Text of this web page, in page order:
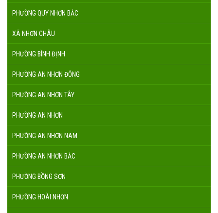
PHƯỜNG QUY NHƠN BẮC
XÃ NHƠN CHÂU
PHƯỜNG BÌNH ĐỊNH
PHƯỜNG AN NHƠN ĐÔNG
PHƯỜNG AN NHƠN TÂY
PHƯỜNG AN NHƠN
PHƯỜNG AN NHƠN NAM
PHƯỜNG AN NHƠN BẮC
PHƯỜNG BỒNG SƠN
PHƯỜNG HOÀI NHƠN